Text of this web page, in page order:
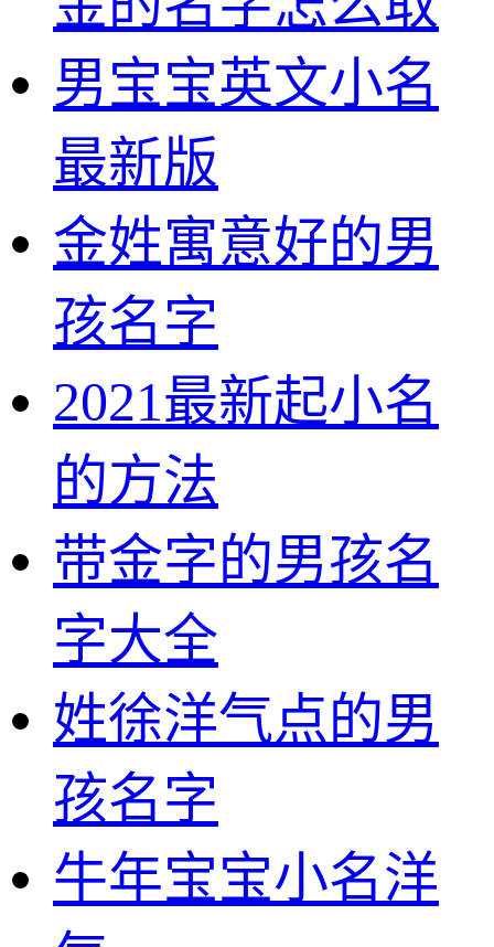
男宝宝英文小名
最新版
金姓寓意好的男
孩名字
2021最新起小名
的方法
带金字的男孩名
字大全
姓徐洋气点的男
孩名字
牛年宝宝小名洋